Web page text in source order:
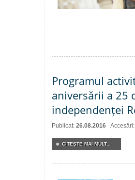
Programul
aniversării a 25
independenței
Publicat: 26.08.2016
CITEŞTE MAI MULT...